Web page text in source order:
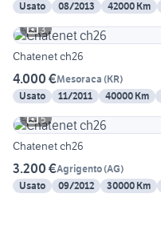
Usato
08/2013 42000 Km
3
Chatenet ch26
4.000 €Mesoraca (KR)
Usato
11/2011 40000 Km
5
Chatenet ch26
3.200 €Agrigento(AG)
Usato
09/2012 30000 Km